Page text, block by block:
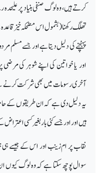
کرتے ہیں ، وہ لوگ صنفی بنیاد پر
تھلگ رکھنا (بشمول اس مضحکہ خیز قاعدہ
پہنچنے کی دلیل دیتا ہے اور جسے مسلم
اور یا خواتین کی اپنے شوہر کی مرضی
آخری رسومات میں بھی شرکت کرنے سے
یہ دلیل دی ہے کہ ان طریقوں کے
ہیں اور اور جسے کئی بار بغیر کسی
نقاب پر ام زینب اور اس کے جیسے ہی
سوال پوچھ سکتا ہے کہ وہ لوگ کیوں